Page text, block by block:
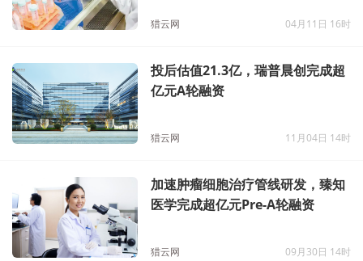
猎云网 04月11日 16时
投后估值21.3亿，瑞普晨创完成超
亿元A轮融资
猎云网 11月04日 14时
加速肿瘤细胞治疗管线研发，臻知
医学完成超亿元Pre-A轮融资
猎云网 09月30日 14时